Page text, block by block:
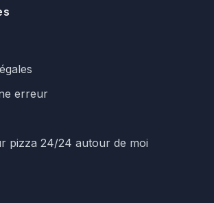
erreur
pizza 24/24 autour de moi